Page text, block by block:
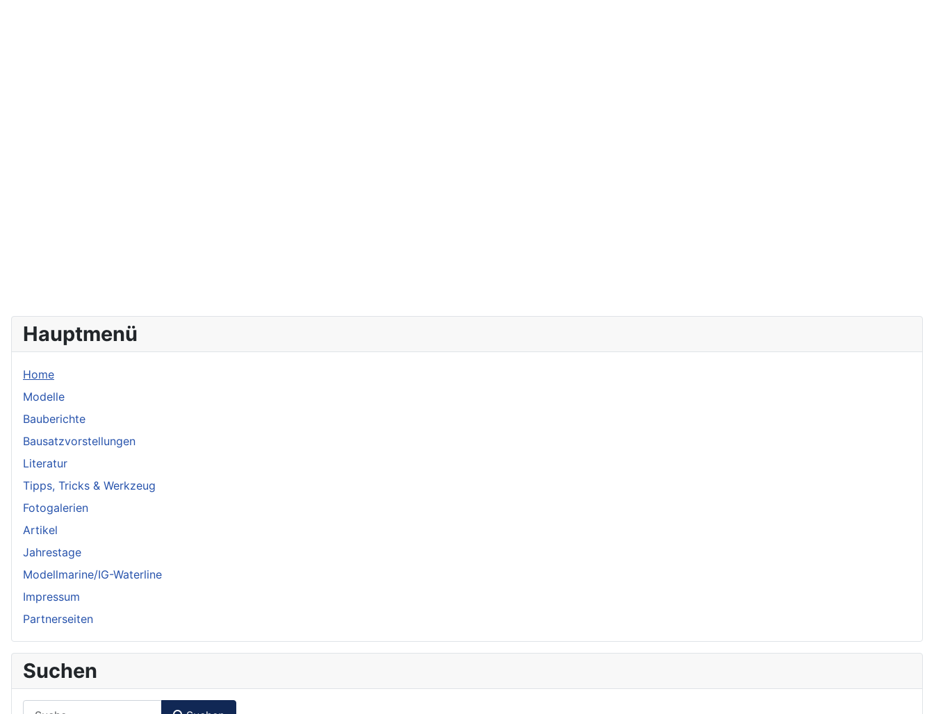
Hauptmenü
Home
Modelle
Bauberichte
Bausatzvorstellungen
Literatur
Tipps, Tricks & Werkzeug
Fotogalerien
Artikel
Jahrestage
Modellmarine/IG-Waterline
Impressum
Partnerseiten
Suchen